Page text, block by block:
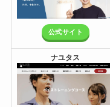
公式サイト
ナユタス